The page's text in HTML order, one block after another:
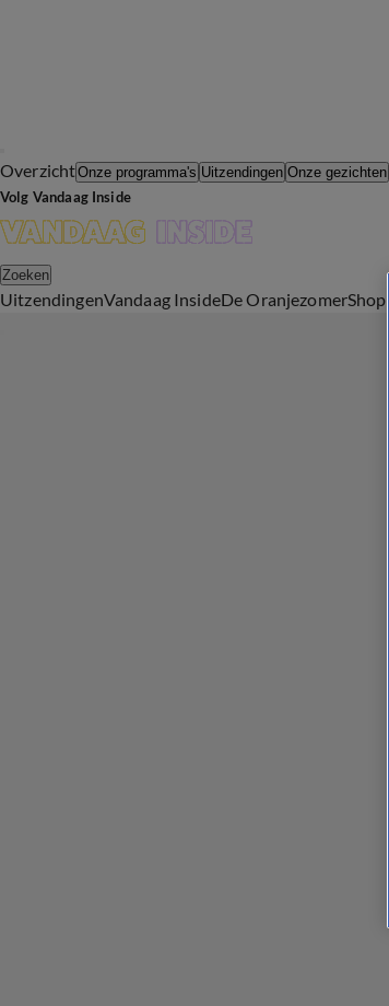
OverzichtOnze programma's Uitzendingen Onze gezichten
Volg Vandaag Inside
Zoeken
UitzendingenVandaag InsideDe OranjezomerShop